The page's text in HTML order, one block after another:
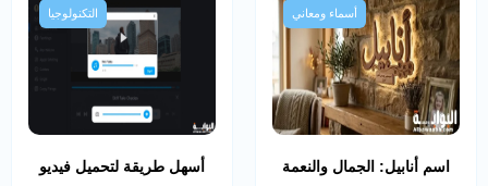
أسماء ومعاني
اسم أنابيل: الجمال والنعمة
التكنولوجيا
أسهل طريقة لتحميل فيديو